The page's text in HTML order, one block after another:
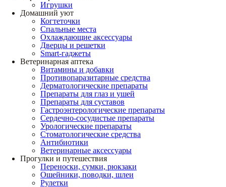
Игрушки
Домашний уют
Когтеточки
Спальные места
Охлаждающие аксессуары
Дверцы и решетки
Smart-гаджеты
Ветеринарная аптека
Витамины и добавки
Противопаразитарные средства
Дерматологические препараты
Препараты для глаз и ушей
Препараты для суставов
Гастроэнтерологические препараты
Сердечно-сосудистые препараты
Урологические препараты
Стоматологические средства
Антибиотики
Ветеринарные аксессуары
Прогулки и путешествия
Переноски, сумки, рюкзаки
Ошейники, поводки, шлеи
Рулетки